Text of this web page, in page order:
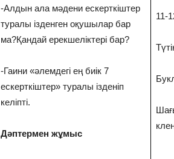
-Алдын ала мәдени ескерткіштер
туралы ізденген оқушылар бар
ма?Қандай ерекшеліктері бар?
-Гаини «әлемдегі ең биік 7
ескерткіштер» туралы ізденіп
келіпті.
Дәптермен жұмыс
11-